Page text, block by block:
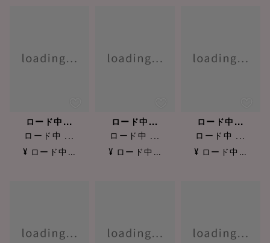
ロード中...
ロード中 ...
¥ ロード中...
ロード中...
ロード中 ...
¥ ロード中...
ロード中...
ロード中 ...
¥ ロード中...